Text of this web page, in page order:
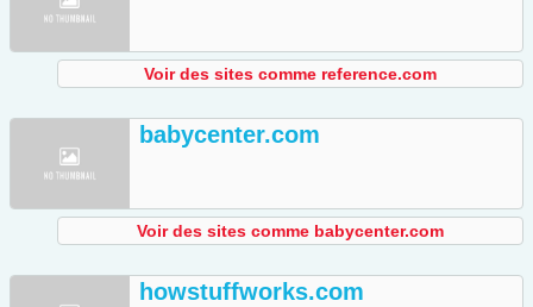
Voir des sites comme reference.com
babycenter.com
Voir des sites comme babycenter.com
howstuffworks.com